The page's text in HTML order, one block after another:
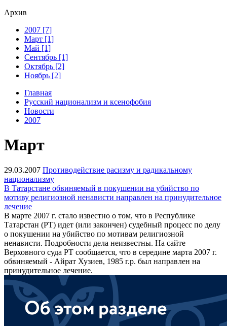
Архив
2007 [7]
Март [1]
Май [1]
Сентябрь [1]
Октябрь [2]
Ноябрь [2]
Главная
Русский национализм и ксенофобия
Новости
2007
Март
29.03.2007 Противодействие расизму и радикальному
национализму
В Татарстане обвиняемый в покушении на убийство по
мотиву религиозной ненависти направлен на принудительное
лечение
В марте 2007 г. стало известно о том, что в Республике
Татарстан (РТ) идет (или закончен) судебный процесс по делу
о покушении на убийство по мотивам религиозной
ненависти. Подробности дела неизвестны. На сайте
Верховного суда РТ сообщается, что в середине марта 2007 г.
обвиняемый - Айрат Хузиев, 1985 г.р. был направлен на
принудительное лечение.